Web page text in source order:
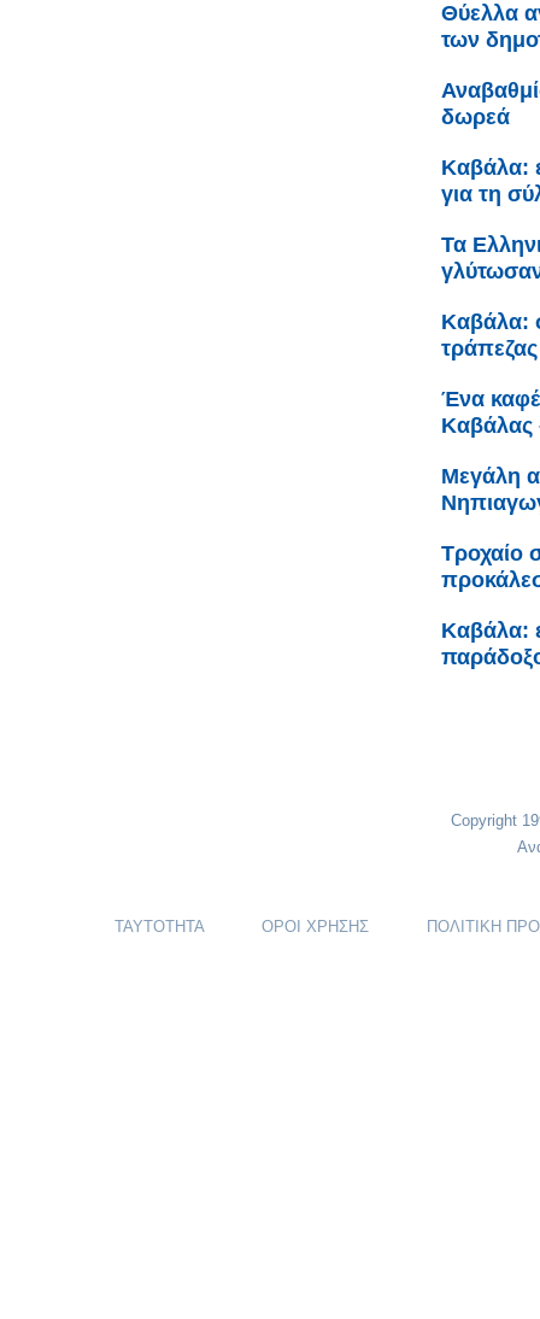
Θύελλα
των
δωρεά
Καβάλα:
για τη
Τα
Καβάλα:
τράπεζας
Ένα καφέ
Καβάλας
Μεγάλη
Τροχαίο
Καβάλα:
Copyright
ΤΑΥΤΟΤΗΤΑ ΟΡΟΙ ΧΡΗΣΗΣ ΠΟΛΙΤΙΚΗ